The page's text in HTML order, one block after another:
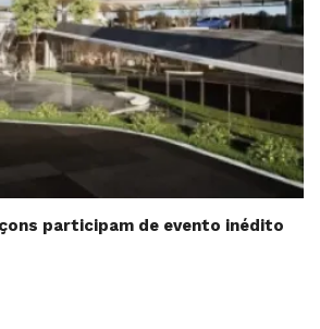
participam de evento inédito